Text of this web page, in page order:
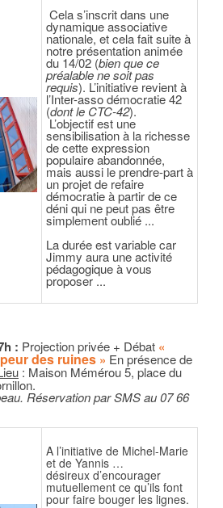
Cela s’inscrit dans une
dynamique associative
nationale, et cela fait suite à
notre présentation animée
du 14/02 (bien que ce
préalable ne soit pas
requis). L’initiative revient à
l’Inter-asso démocratie 42
(dont le CTC-42).
L’objectif est une
sensibilisation à la richesse
de cette expression
populaire abandonnée,
mais aussi le prendre-part à
un projet de refaire
démocratie à partir de ce
déni qui ne peut pas être
simplement oublié ...
La durée est variable car
Jimmy aura une activité
pédagogique à vous
proposer ...
: Projection privée + Débat «
des ruines » En présence de
: Maison Mémérou 5, place du
Réservation par SMS au 07 66
A l’initiative de Michel-Marie
et de Yannis …
désireux d’encourager
mutuellement ce qu’ils font
pour faire bouger les lignes.